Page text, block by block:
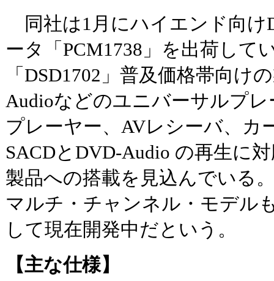
同社は1月にハイエンド向け
ータ「PCM1738」を出荷して
「DSD1702」普及価格帯向け
Audioなどのユニバーサルプ
プレーヤー、AVレシーバ、カ
SACDとDVD-Audio の再生に
製品への搭載を見込んでいる
マルチ・チャンネル・モデル
して現在開発中だという。
【主な仕様】